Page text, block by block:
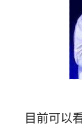
目前可以